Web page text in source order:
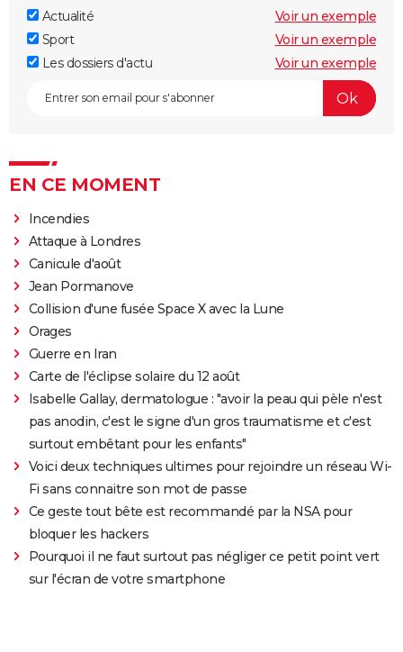
Actualité
Voir un exemple
Sport
Voir un exemple
Les dossiers d'actu
Voir un exemple
EN CE MOMENT
Incendies
Attaque à Londres
Canicule d'août
Jean Pormanove
Collision d'une fusée Space X avec la Lune
Orages
Guerre en Iran
Carte de l'éclipse solaire du 12 août
Isabelle Gallay, dermatologue : "avoir la peau qui pèle n'est
pas anodin, c'est le signe d'un gros traumatisme et c'est
surtout embêtant pour les enfants"
Voici deux techniques ultimes pour rejoindre un réseau Wi-
Fi sans connaitre son mot de passe
Ce geste tout bête est recommandé par la NSA pour
bloquer les hackers
Pourquoi il ne faut surtout pas négliger ce petit point vert
sur l'écran de votre smartphone